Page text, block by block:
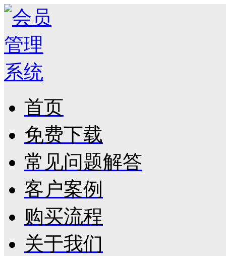
首页
免费下载
常见问题解答
客户案例
购买流程
关于我们